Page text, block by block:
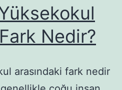
Nedir?
arasındaki fark nedir